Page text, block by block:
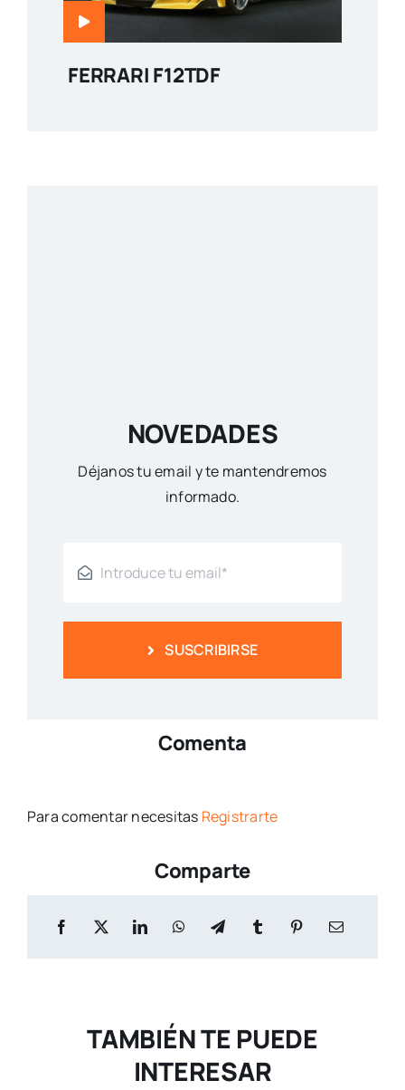
FERRARI F12TDF
NOVEDADES
Déjanos tu email y te mantendremos
informado.
SUSCRIBIRSE
Comenta
Para comentar necesitas Registrarte
Comparte
TAMBIÉN TE PUEDE
INTERESAR